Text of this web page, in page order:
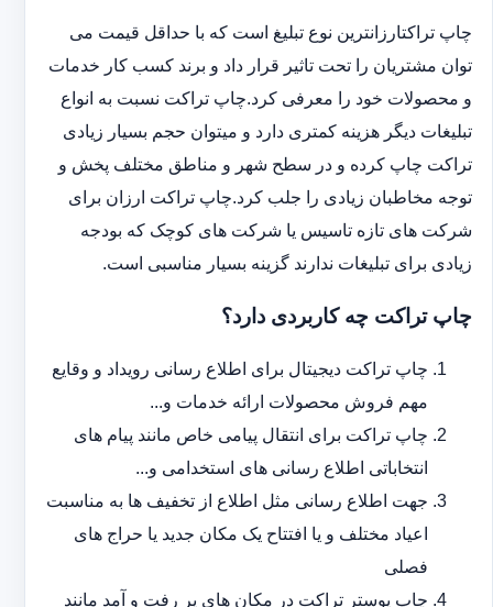
چاپ تراکت‏ارزانترین نوع تبلیغ است که با حداقل قیمت می
توان مشتریان را تحت تاثیر قرار داد و برند کسب کار خدمات
و محصولات خود را معرفی کرد.چاپ تراکت نسبت به انواع
تبلیغات دیگر هزینه کمتری دارد و می‎توان حجم بسیار زیادی
تراکت چاپ کرده و در سطح شهر و مناطق مختلف پخش و
توجه مخاطبان زیادی را جلب کرد.چاپ تراکت ارزان برای
شرکت های تازه تاسیس یا شرکت های کوچک که بودجه
زیادی برای تبلیغات ندارند گزینه بسیار مناسبی است.
چاپ تراکت چه کاربردی دارد؟
چاپ تراکت دیجیتال برای اطلاع رسانی رویداد و وقایع
مهم فروش محصولات ارائه خدمات و...
چاپ تراکت برای انتقال پیامی خاص مانند پیام های
انتخاباتی اطلاع رسانی های استخدامی و...
جهت اطلاع رسانی مثل اطلاع از تخفیف ها به مناسبت
اعیاد مختلف و یا افتتاح یک مکان جدید یا حراج های
فصلی
چاپ پوستر تراکت در مکان های پر رفت و آمد مانند